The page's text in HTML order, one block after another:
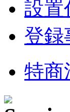
設置
登録
特商